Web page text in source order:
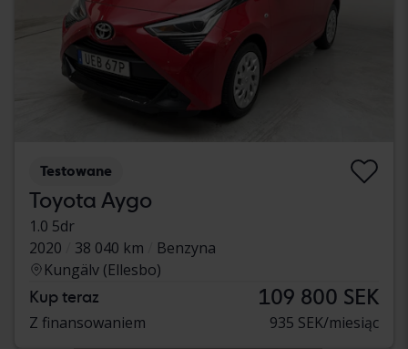
Testowane
Toyota Aygo
1.0 5dr
2020
38 040 km
Benzyna
Kungälv (Ellesbo)
Kup teraz 109 800 SEK
Z finansowaniem 935 SEK/miesiąc